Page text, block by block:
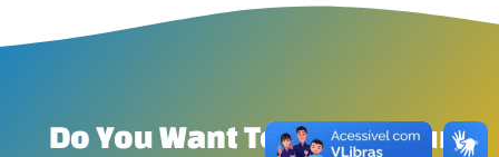
Do You Want To Boost Your